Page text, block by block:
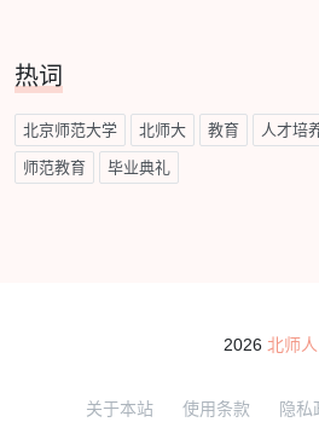
热词
北京师范大学 北师大 教育 人才培
师范教育 毕业典礼
2026 北师人
关于本站 使用条款 隐私